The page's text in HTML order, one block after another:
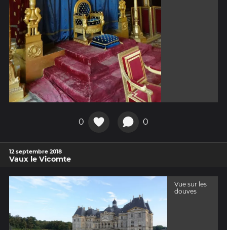
0 0
12 septembre 2018
Vaux le Vicomte
Vue sur les
douves